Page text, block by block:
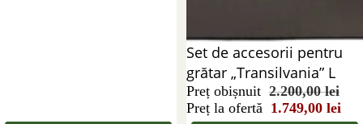
Reducere 21%
Set de accesorii pentru
grătar „Transilvania” L
Preț obișnuit 2.200,00 lei
Preț la ofertă 1.749,00 lei